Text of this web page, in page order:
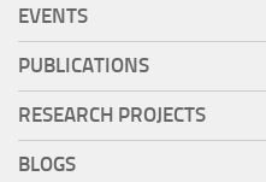
EVENTS
PUBLICATIONS
RESEARCH PROJECTS
BLOGS